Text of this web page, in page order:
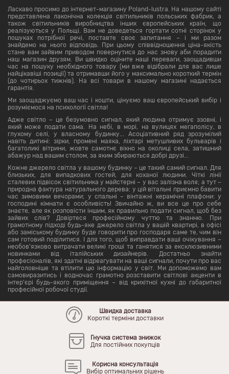
Ласкаво просимо до інтернет-магазину Poland-lustra. На нашому сайті
представлена ​​лаконічна колекція світильників польських фабрик, а
також світильників виробництва інших європейських країн, що
реалізуються у Польщі. Вам не доведеться гортати сотні сторінок у
пошуках потрібної речі, поставте своє запитання – і ми разом
знайдемо на нього відповідь. При цьому співвідношення ціна-якість
стане вам зайвим приводом повернутися до нас знову аби порадити
наш магазин друзям. Ви швидко оціните наші переваги, заощадивши
час на пошуку необхідного товару (ми вже відібрали для вас лише
найцікавіші позиції) та отримавши його у максимально короткий термін
(до чотирьох тижнів). На всі товари в нашому магазині надається
гарантія.
Ми заощаджуємо ваш час і кошти, цінуємо ваш європейський вибір і
розуміємося на психології світла!
Адже світло – це безумовно сигнал, який людина отримує ззовні, і
який може подати сама. На небі, в морі, на вулицях мегаполісу, в
глухому селі, у власному будинку... Асоціативний ряд зрозумілий
навіть дитині: зірки, промені маяка, ліхтарі метушливих бульварів і
багатоликі вітрини, жовте самотнє вікно на околиці села, затишний
абажур над вашим столом, за яким збираються добрі друзі...
Кожне джерело світла у вашому будинку – це такий самий сигнал. Для
близьких, для випадкових гостей, для коханої людини. Чіткі лінії
сталевих підвісок світильника у майстерні – у вас залізна воля; а тут –
природна фактура натурального дерева: у цій вітальні приємно бавити
час зимовими вечорами; у спальні – вінтажні керамічні плафони: у
господині кімнати є особливість! Звичайно ж, ви все це про себе
знаєте, але як розповісти іншим, як правильно подати сигнал, щоб без
зайвих слів? Довіртеся професійному чуттю та знанню. При
грамотному підході будь-яке джерело світла у вашій квартирі, в офісі
або заміському будинку буде говорити про господаря саме те, чим він
сам готовий поділитися. І для того, щоб виправдати ваші очікування –
необов'язково витрачати великі гроші та ганятися за ексклюзивними
новинками від італійських дизайнерів. Достатньо знайти
професіоналів, які здатні відреагувати на ваші сигнали, почути про вас
найголовніше та втілити цю інформацію у світ. Ми допоможемо вам
самовиразитись і водночас грамотно розставити світлові акценти в
інтер'єрі будь-якого приміщення – від крихітної кухні до габаритної
професійної робочої студії.
Швидка доставка
Короткі терміни доставки
Гнучка система знижок
Для постійних покупців
Корисна консультація
Вибір оптимальних рішень